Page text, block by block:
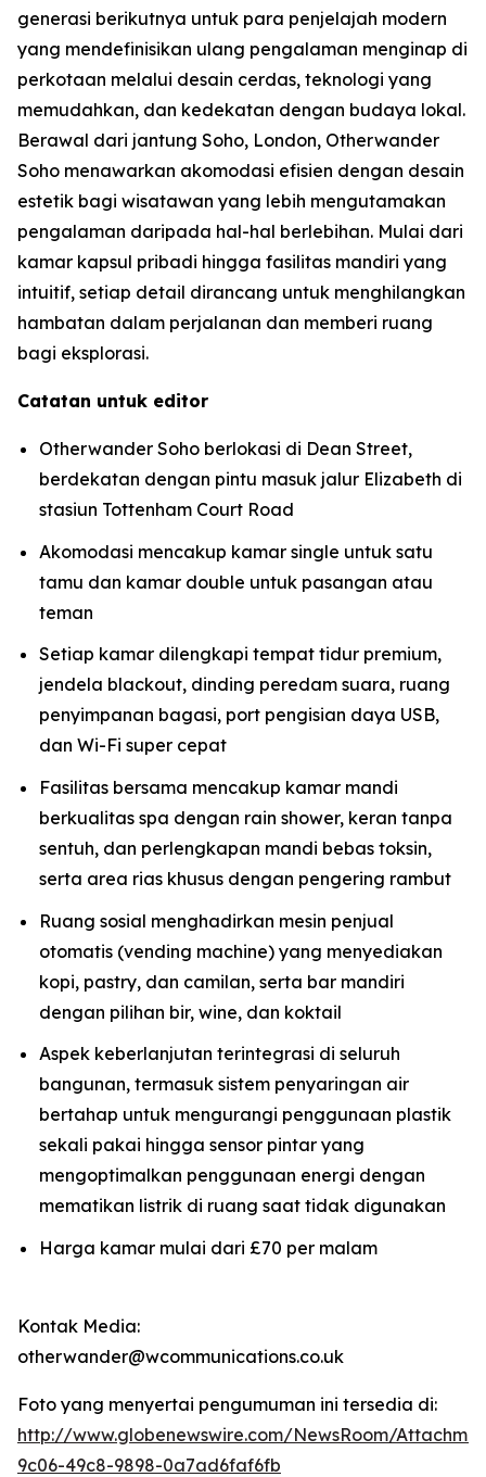
generasi berikutnya untuk para penjelajah modern
yang mendefinisikan ulang pengalaman menginap di
perkotaan melalui desain cerdas, teknologi yang
memudahkan, dan kedekatan dengan budaya lokal.
Berawal dari jantung Soho, London, Otherwander
Soho menawarkan akomodasi efisien dengan desain
estetik bagi wisatawan yang lebih mengutamakan
pengalaman daripada hal-hal berlebihan. Mulai dari
kamar kapsul pribadi hingga fasilitas mandiri yang
intuitif, setiap detail dirancang untuk menghilangkan
hambatan dalam perjalanan dan memberi ruang
bagi eksplorasi.
Catatan untuk editor
Otherwander Soho berlokasi di Dean Street,
berdekatan dengan pintu masuk jalur Elizabeth di
stasiun Tottenham Court Road
Akomodasi mencakup kamar single untuk satu
tamu dan kamar double untuk pasangan atau
teman
Setiap kamar dilengkapi tempat tidur premium,
jendela blackout, dinding peredam suara, ruang
penyimpanan bagasi, port pengisian daya USB,
dan Wi-Fi super cepat
Fasilitas bersama mencakup kamar mandi
berkualitas spa dengan rain shower, keran tanpa
sentuh, dan perlengkapan mandi bebas toksin,
serta area rias khusus dengan pengering rambut
Ruang sosial menghadirkan mesin penjual
otomatis (vending machine) yang menyediakan
kopi, pastry, dan camilan, serta bar mandiri
dengan pilihan bir, wine, dan koktail
Aspek keberlanjutan terintegrasi di seluruh
bangunan, termasuk sistem penyaringan air
bertahap untuk mengurangi penggunaan plastik
sekali pakai hingga sensor pintar yang
mengoptimalkan penggunaan energi dengan
mematikan listrik di ruang saat tidak digunakan
Harga kamar mulai dari £70 per malam
Kontak Media:
otherwander@wcommunications.co.uk
Foto yang menyertai pengumuman ini tersedia di:
http://www.globenewswire.com/NewsRoom/
9c06-49c8-9898-0a7ad6faf6fb